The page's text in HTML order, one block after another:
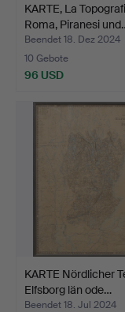
KARTE, La
Roma, Piranesi
Beendet 18. Dez 2024
10 Gebote
96 USD
KARTE Nördlicher
Elfsborg län ode…
Beendet 18. Jul 2024